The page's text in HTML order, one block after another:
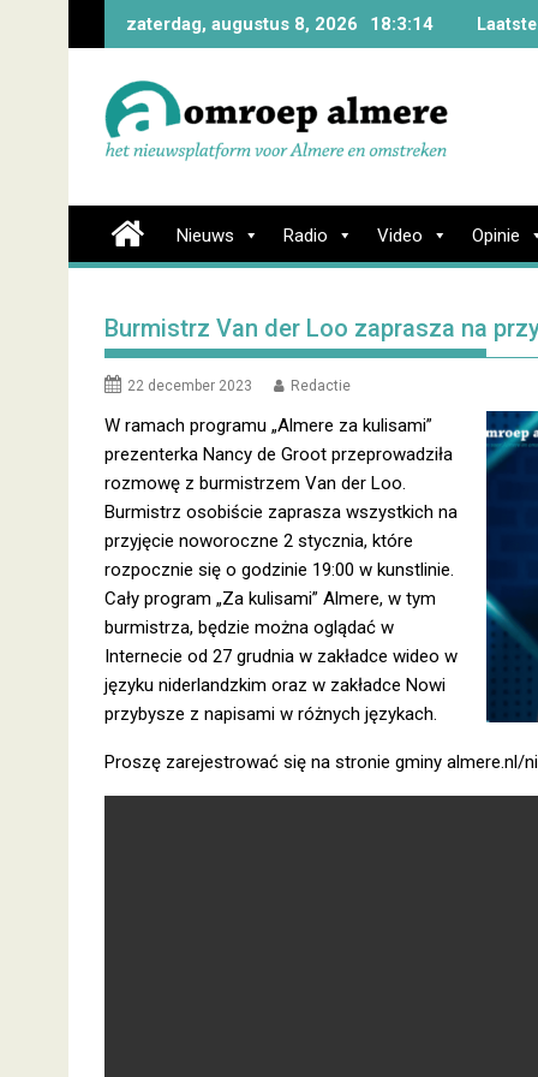
zaterdag, augustus 8, 2026 18:3:15
Nieuws Radio Video Opinie
Burmistrz Van der Loo zaprasza na
22 december 2023 Redactie
W ramach programu „Almere za kulisami”
prezenterka Nancy de Groot przeprowadziła
rozmowę z burmistrzem Van der Loo.
Burmistrz osobiście zaprasza wszystkich na
przyjęcie noworoczne 2 stycznia, które
rozpocznie się o godzinie 19:00 w kunstlinie.
Cały program „Za kulisami” Almere, w tym
burmistrza, będzie można oglądać w
Internecie od 27 grudnia w zakładce wideo w
języku niderlandzkim oraz w zakładce Nowi
przybysze z napisami w różnych językach.
Proszę zarejestrować się na stronie gminy almere.nl/